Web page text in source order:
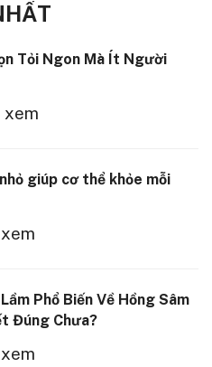
Tỏi Ngon Mà Ít Người
giúp cơ thể khỏe mỗi
Phổ Biến Về Hồng Sâm
Đúng Chưa?